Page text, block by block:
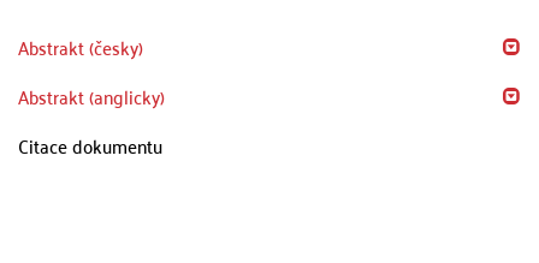
Abstrakt (česky)
Abstrakt (anglicky)
Citace dokumentu